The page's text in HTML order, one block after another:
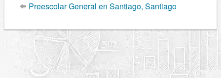
Preescolar General en Santiago, Santiago